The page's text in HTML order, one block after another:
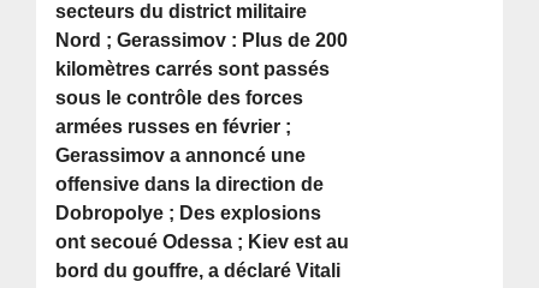
secteurs du district militaire
Nord ; Gerassimov : Plus de 200
kilomètres carrés sont passés
sous le contrôle des forces
armées russes en février ;
Gerassimov a annoncé une
offensive dans la direction de
Dobropolye ; Des explosions
ont secoué Odessa ; Kiev est au
bord du gouffre, a déclaré Vitali